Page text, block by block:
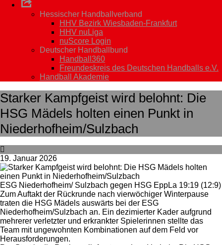
Hessischer Handballverband
HHV Bezirk Wiesbaden-Frankfurt
HHV nuLiga
nuScore Login
Deutscher Handballbund
Handball360
Freundeskreis des Deutschen Handballs e.V.
Handball Akademie
Starker Kampfgeist wird belohnt: Die
HSG Mädels holten einen Punkt in
Niederhofheim/Sulzbach
19. Januar 2026
ESG Niederhofheim/ Sulzbach gegen HSG EppLa 19:19 (12:9)
Zum Auftakt der Rückrunde nach vierwöchiger Winterpause
traten die HSG Mädels auswärts bei der ESG
Niederhofheim/Sulzbach an. Ein dezimierter Kader aufgrund
mehrerer verletzter und erkrankter Spielerinnen stellte das
Team mit ungewohnten Kombinationen auf dem Feld vor
Herausforderungen.